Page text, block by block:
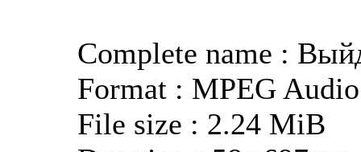
Complete name :
Format : MPEG Audio
File size : 2.24 MiB